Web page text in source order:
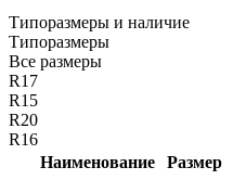
Типоразмеры и наличие
Типоразмеры
Все размеры
R17
R15
R20
R16
Наименование
Размер